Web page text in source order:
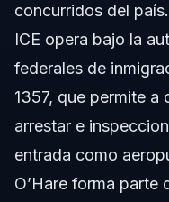
concurridos del país.
ICE opera bajo la
federales de
1357, que permite a
arrestar e
entrada como
O’Hare forma parte